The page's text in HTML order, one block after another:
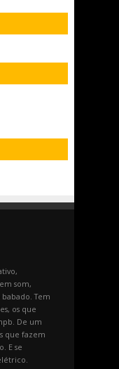
som,
Tem
os que
De um
que fazem
E se